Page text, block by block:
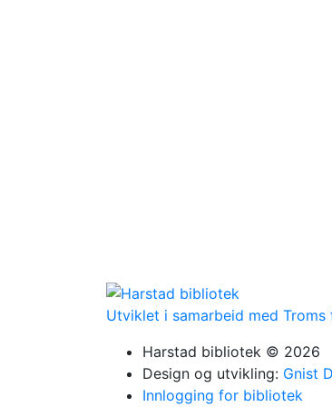
Utviklet i samarbeid med
Harstad bibliotek © 2026
Design og utvikling: Gnist
Innlogging for bibliotek